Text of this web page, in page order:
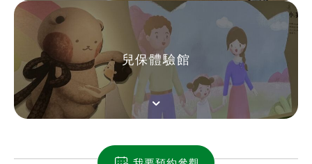
兒保體驗館